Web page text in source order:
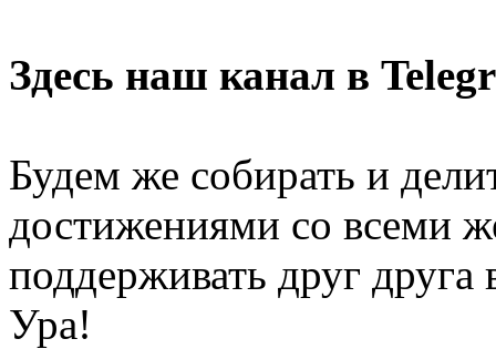
Здесь наш канал в
Будем же собирать и
достижениями со всеми
поддерживать друг
Ура!